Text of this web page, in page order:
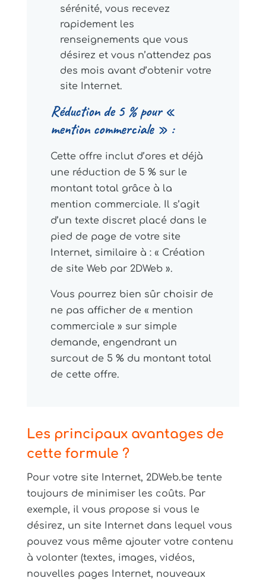
sérénité, vous recevez
rapidement les
renseignements que vous
désirez et vous n’attendez pas
des mois avant d’obtenir votre
site Internet.
Réduction de 5 % pour «
mention commerciale » :
Cette offre inclut d’ores et déjà
une réduction de 5 % sur le
montant total grâce à la
mention commerciale. Il s’agit
d’un texte discret placé dans le
pied de page de votre site
Internet, similaire à : « Création
de site Web par 2DWeb ».
Vous pourrez bien sûr choisir de
ne pas afficher de « mention
commerciale » sur simple
demande, engendrant un
surcout de 5 % du montant total
de cette offre.
Les principaux avantages de
cette formule ?
Pour votre site Internet, 2DWeb.be tente
toujours de minimiser les coûts. Par
exemple, il vous propose si vous le
désirez, un site Internet dans lequel vous
pouvez vous même ajouter votre contenu
à volonter (textes, images, vidéos,
nouvelles pages Internet, nouveaux